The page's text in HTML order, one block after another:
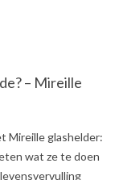
– Mireille
Mireille glashelder:
wat ze te doen